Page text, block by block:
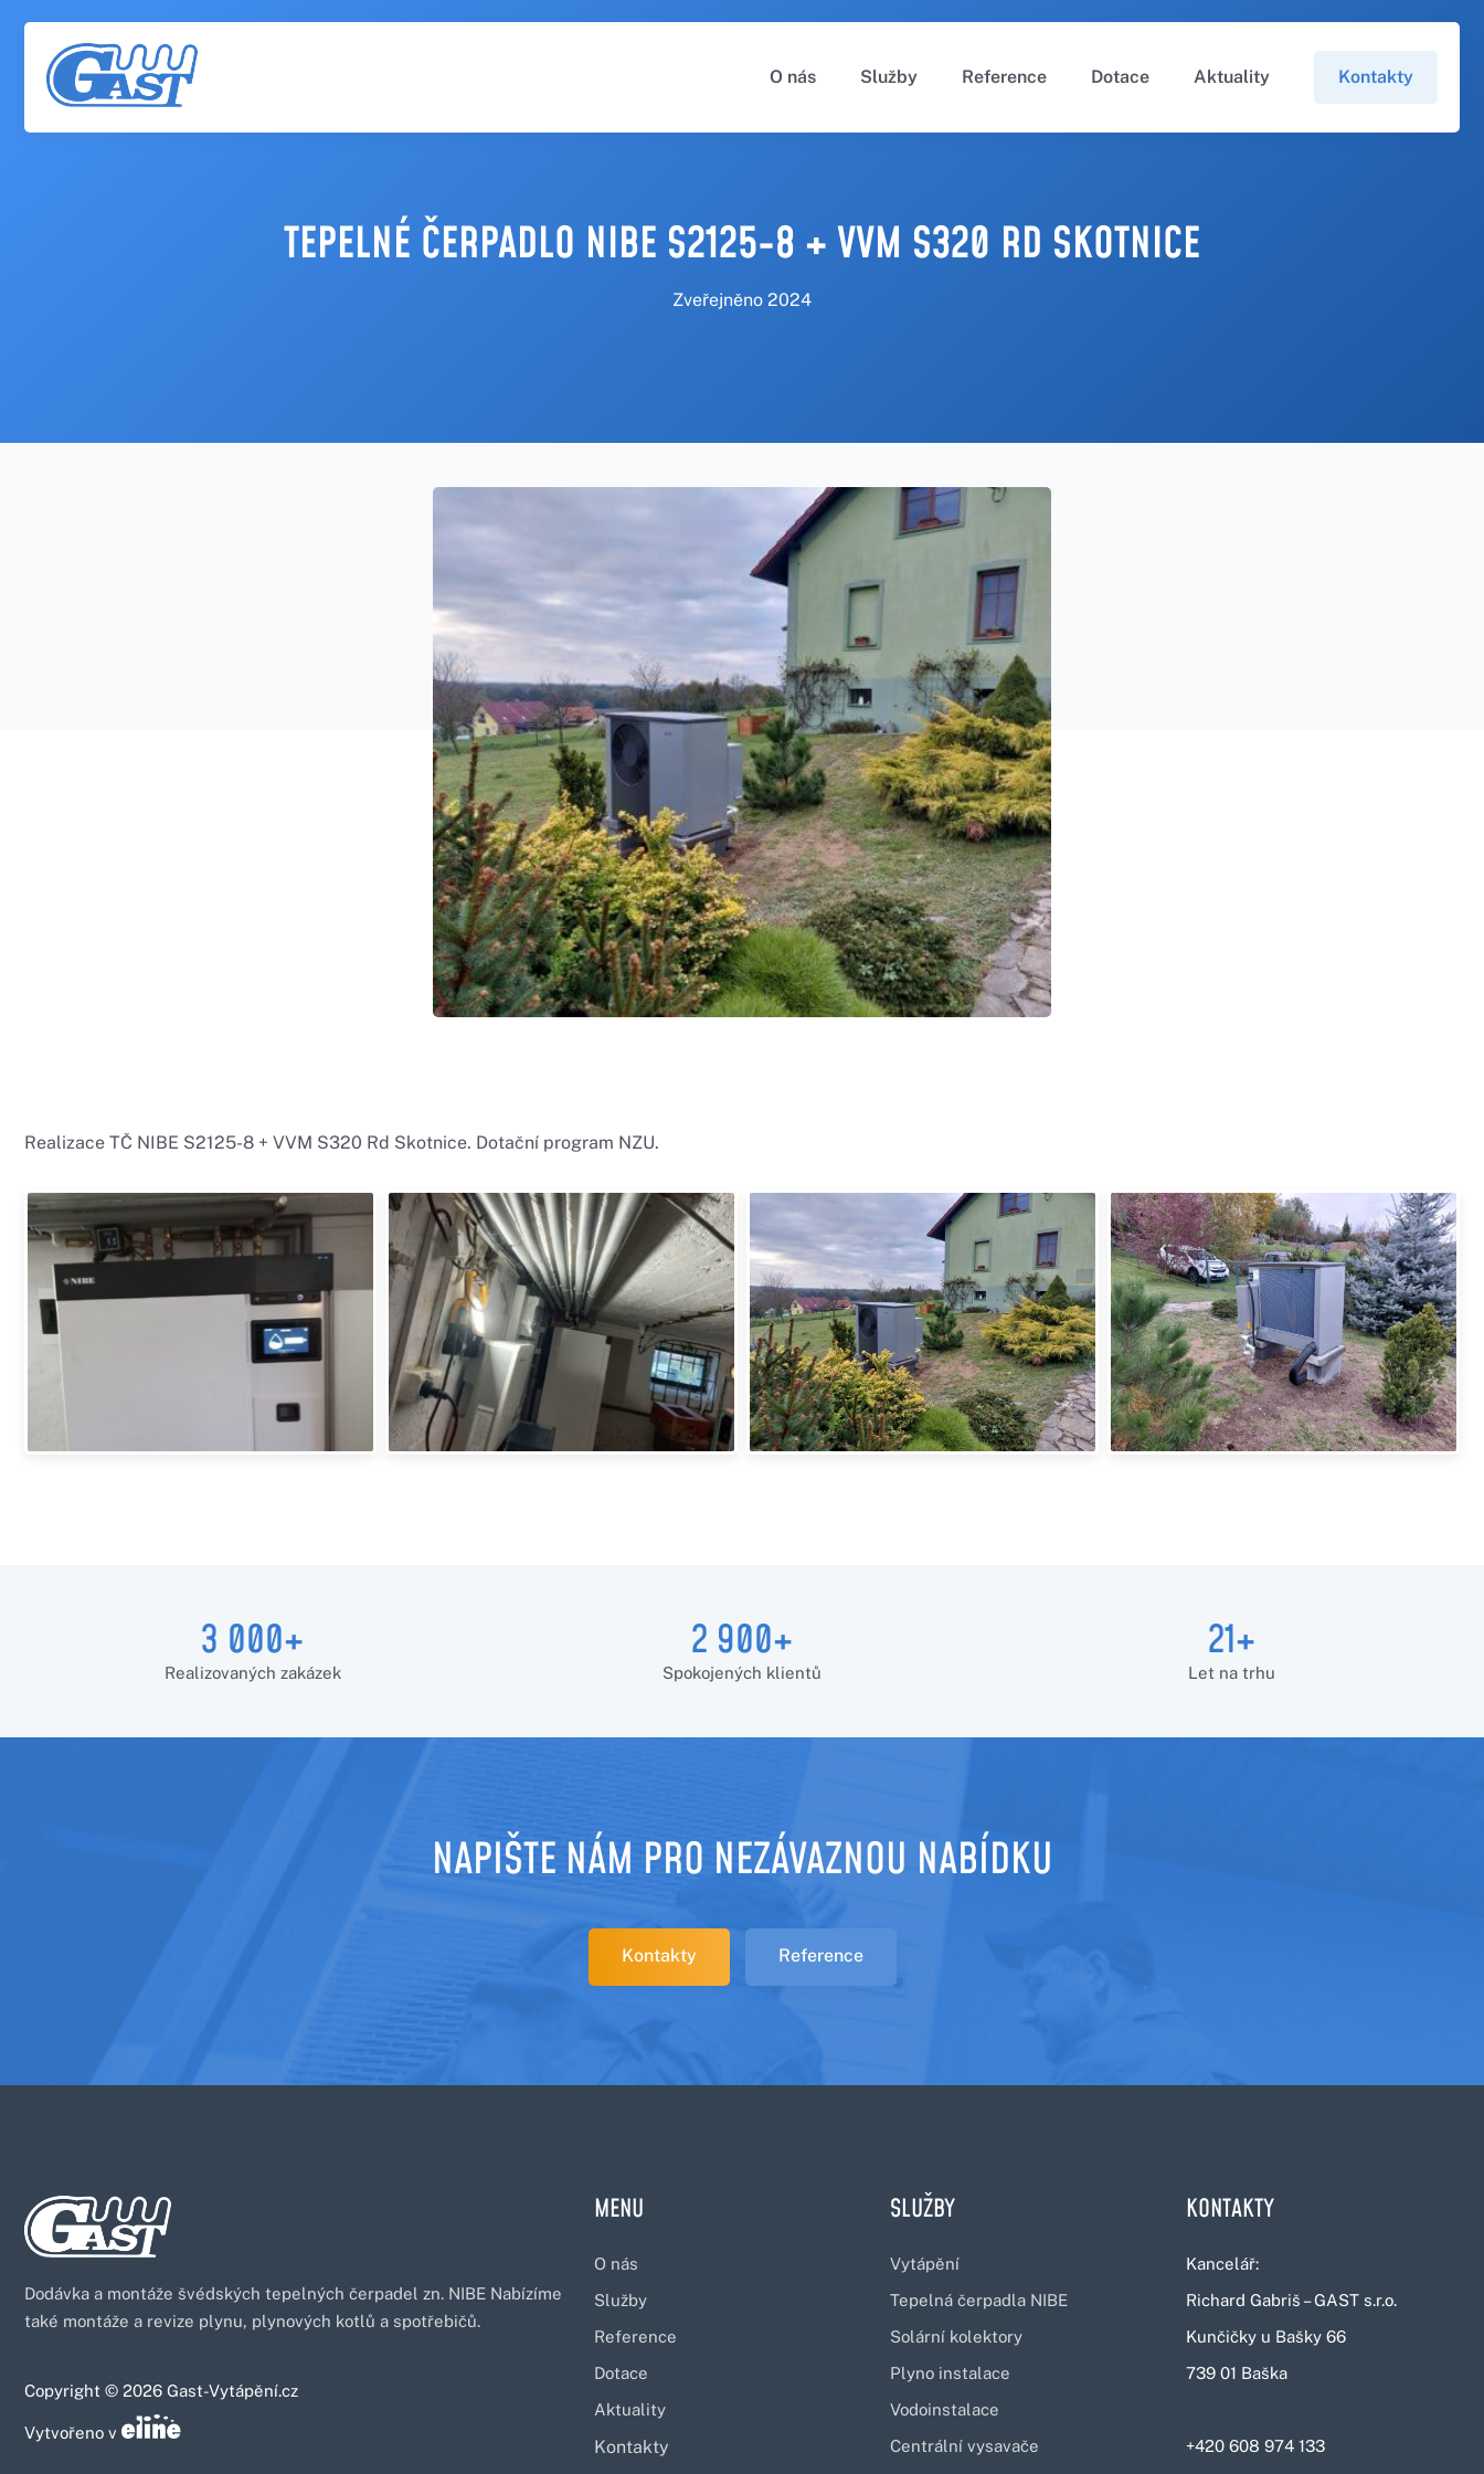
O nás Služby Reference Dotace Aktuality Kontakty
TEPELNÉ ČERPADLO NIBE S2125-8 + VVM S320 RD SKOTNICE
Zveřejněno 2024
Realizace TČ NIBE S2125-8 + VVM S320 Rd Skotnice. Dotační program NZU.
3 000+
Realizovaných zakázek
2 900+
Spokojených klientů
21+
Let na trhu
NAPIŠTE NÁM PRO NEZÁVAZNOU NABÍDKU
Kontakty Reference
Dodávka a montáže švédských tepelných čerpadel zn. NIBE Nabízíme
také montáže a revize plynu, plynových kotlů a spotřebičů.
Copyright © 2026 Gast-Vytápění.cz
Vytvořeno v
MENU
O nás
Služby
Reference
Dotace
Aktuality
Kontakty
SLUŽBY
Vytápění
Tepelná čerpadla NIBE
Solární kolektory
Plyno instalace
Vodoinstalace
Centrální vysavače
KONTAKTY
Kancelář:
Richard Gabriš – GAST s.r.o.
Kunčičky u Bašky 66
739 01 Baška
+420 608 974 133